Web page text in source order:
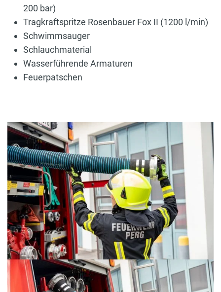
200 bar)
Tragkraftspritze Rosenbauer Fox II (1200 l/min)
Schwimmsauger
Schlauchmaterial
Wasserführende Armaturen
Feuerpatschen